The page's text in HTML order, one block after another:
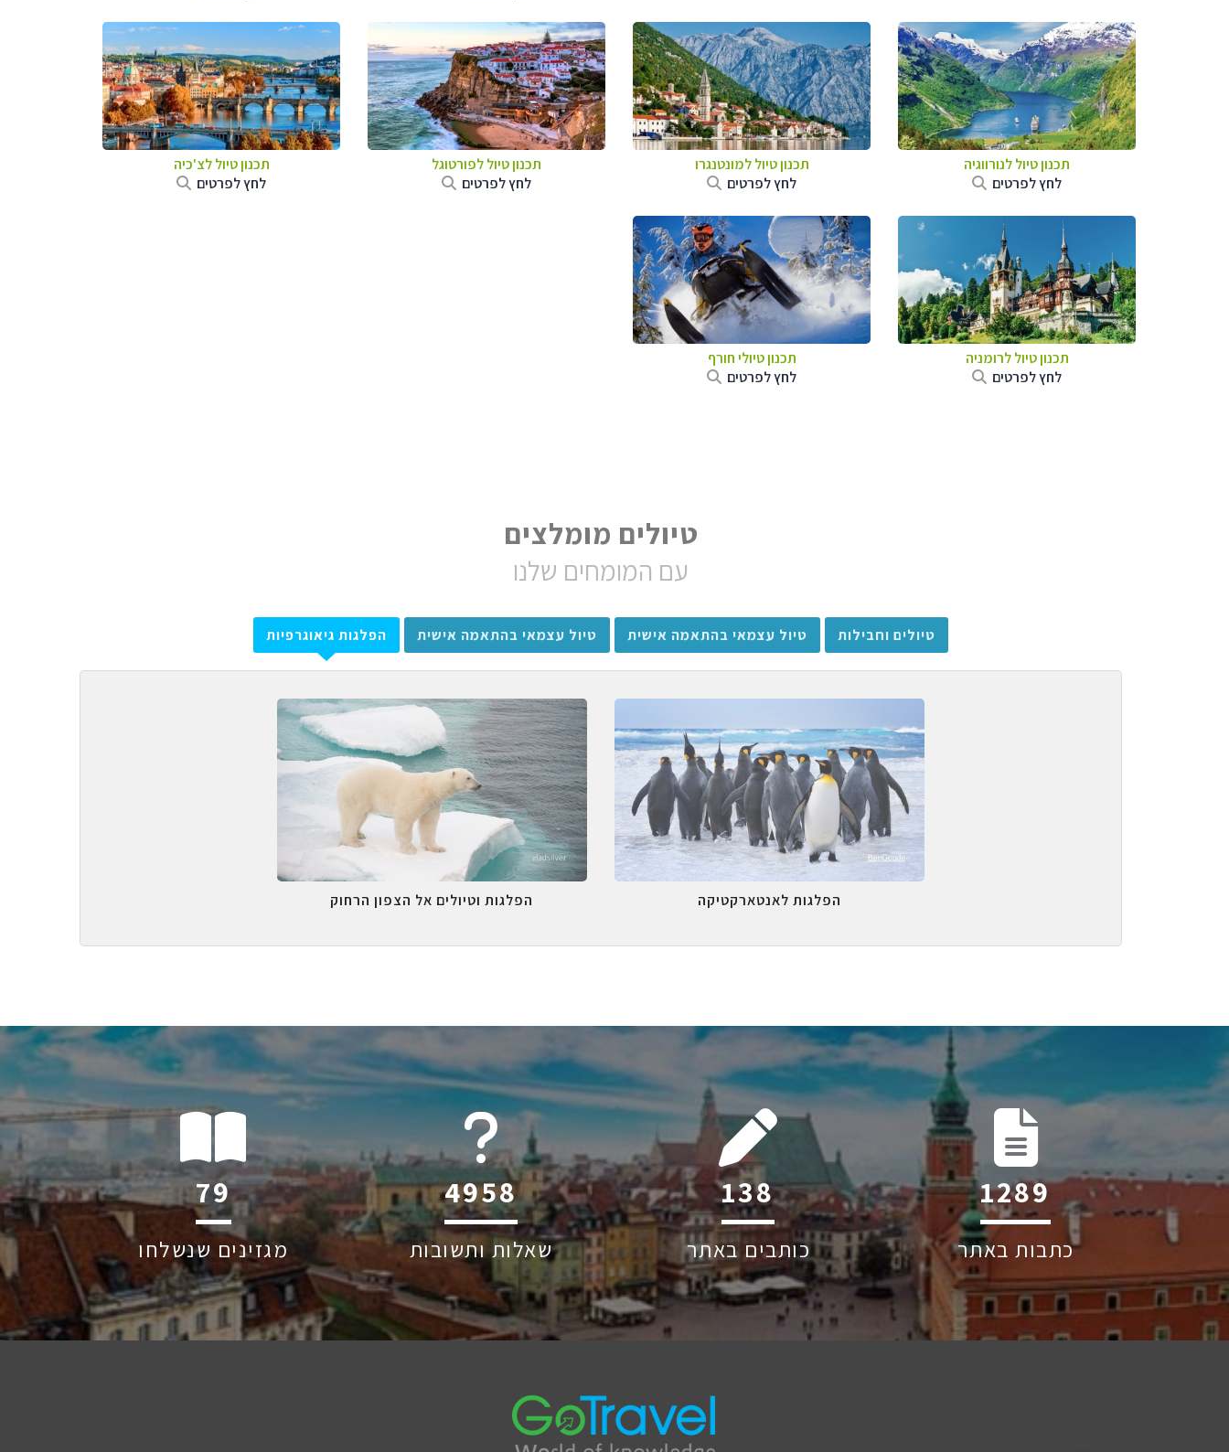
תכנון טיול לנורווגיה
לחץ לפרטים
תכנון טיול למונטנגרו
לחץ לפרטים
תכנון טיול לפורטוגל
לחץ לפרטים
תכנון טיול לצ'כיה
לחץ לפרטים
תכנון טיול לרומניה
לחץ לפרטים
תכנון טיולי חורף
לחץ לפרטים
טיולים מומלצים
עם המומחים שלנו
טיולים וחבילות טיול עצמאי בהתאמה אישית טיול עצמאי בהתאמה אישית הפלגות גיאוגרפיות
הפלגות לאנטארקטיקה הפלגות וטיולים אל הצפון הרחוק
123
מגזינים שנשלחו
6045
שאלות ותשובות
215
כותבים באתר
2004
כתבות באתר